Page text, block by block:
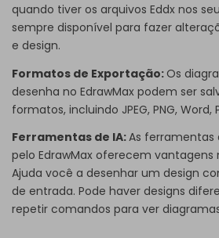
quando tiver os arquivos Eddx nos
sempre disponível para fazer
e design.
Formatos de Exportação: Os
desenha no EdrawMax podem ser
formatos, incluindo JPEG, PNG, Word,
Ferramentas de IA:As ferramentas
pelo EdrawMax oferecem vantagens
Ajuda você a desenhar um design
de entrada. Pode haver designs
repetir comandos para ver